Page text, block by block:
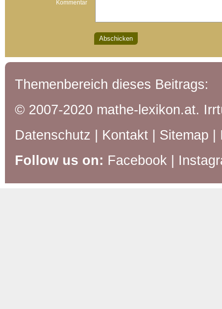
Kommentar
Themenbereich dieses Beitrags:
© 2007-2020 mathe-lexikon.at.
Datenschutz
Kontakt Sitemap
Follow us on: Facebook